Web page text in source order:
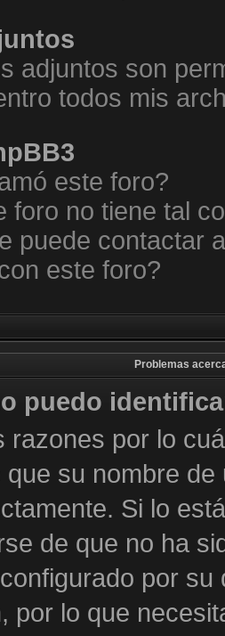
adjuntos son
todos mis
este foro?
foro no tiene tal
puede contactar
este foro?
Problemas
puedo
razones por lo
su nombre
Si lo
de que no ha
por
por lo que